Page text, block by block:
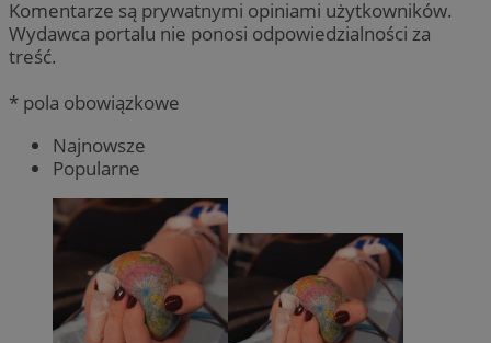
Komentarze są prywatnymi opiniami użytkowników.
Wydawca portalu nie ponosi odpowiedzialności za
treść.
* pola obowiązkowe
Najnowsze
Popularne